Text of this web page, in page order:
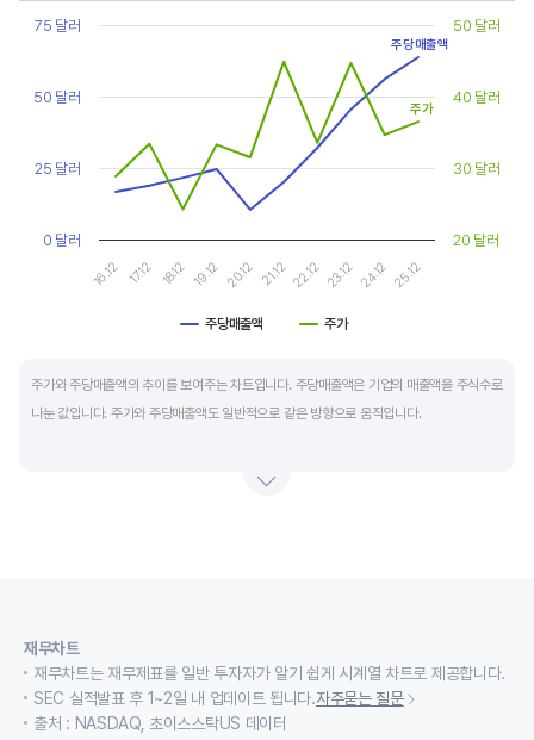
Chart
Line chart with 2 lines.
The chart has 1 X axis displaying categories.
The chart has 2 Y axes displaying values, and values.
주당매출액 주가
16.12 17.12 18.12 19.12 20.12 21.12 22.12 23.12 24.12 25.12
0 달러
25 달러
50 달러
75 달러
20 달러
30 달러
40 달러
50 달러
주당매출액
주가
주가와 주당매출액의 추이를 보여주는 차트입니다. 주당매출액은 기업의 매출액을 주식수로
나눈 값입니다. 주가와 주당매출액도 일반적으로 같은 방향으로 움직입니다.
재무차트
재무차트는 재무제표를 일반 투자자가 알기 쉽게 시계열 차트로 제공합니다.
SEC 실적발표 후 1~2일 내 업데이트 됩니다.자주묻는 질문
출처 : NASDAQ, 초이스스탁US 데이터